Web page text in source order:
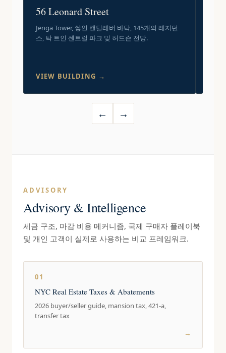
56 Leonard Street
Jenga Tower, 쌓인 캔틸레버 바닥, 145개의 레지던
스, 탁 트인 센트럴 파크 및 허드슨 전망.
VIEW BUILDING →
← →
ADVISORY
Advisory & Intelligence
세금 구조, 마감 비용 메커니즘, 국제 구매자 플레이북
및 개인 고객이 실제로 사용하는 비교 프레임워크.
01
NYC Real Estate Taxes & Abatements
2026 buyer/seller guide, mansion tax, 421-a,
transfer tax
→